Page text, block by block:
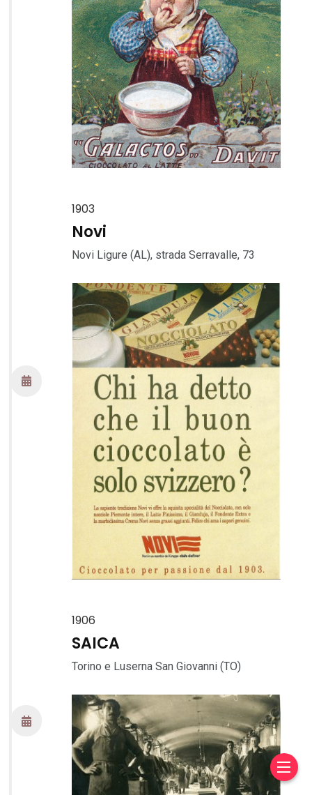
1903
Novi
Novi Ligure (AL), strada Serravalle, 73
1906
SAICA
Torino e Luserna San Giovanni (TO)